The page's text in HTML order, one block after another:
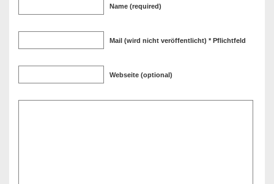
Name (required)
Mail (wird nicht veröffentlicht) * Pflichtfeld
Webseite (optional)